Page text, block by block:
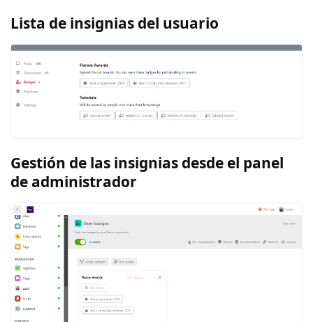
Lista de insignias del usuario
Gestión de las insignias desde el panel
de administrador